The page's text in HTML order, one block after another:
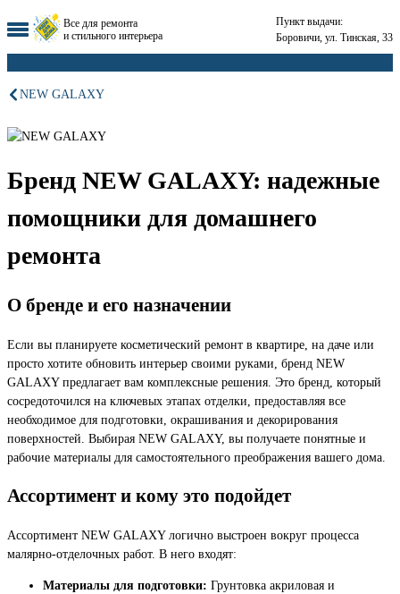
Все для ремонта
и стильного интерьера
Пункт выдачи:
Боровичи, ул. Тинская, 33
NEW GALAXY
Бренд NEW GALAXY: надежные
помощники для домашнего
ремонта
О бренде и его назначении
Если вы планируете косметический ремонт в квартире, на даче или
просто хотите обновить интерьер своими руками, бренд NEW
GALAXY предлагает вам комплексные решения. Это бренд, который
сосредоточился на ключевых этапах отделки, предоставляя все
необходимое для подготовки, окрашивания и декорирования
поверхностей. Выбирая NEW GALAXY, вы получаете понятные и
рабочие материалы для самостоятельного преображения вашего дома.
Ассортимент и кому это подойдет
Ассортимент NEW GALAXY логично выстроен вокруг процесса
малярно-отделочных работ. В него входят:
Материалы для подготовки: Грунтовка акриловая и